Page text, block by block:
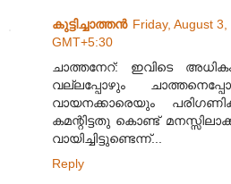
കുട്ടിച്ചാത്തന്‍ Friday, August
GMT+5:30
ചാത്തനേറ്: ഇവിടെ അധികം
വല്ലപ്പോഴും
വായനക്കാരെയും
കമന്റിട്ടതു കൊണ്ട്
വായിച്ചിട്ടുണ്ടെന്ന്...
Reply